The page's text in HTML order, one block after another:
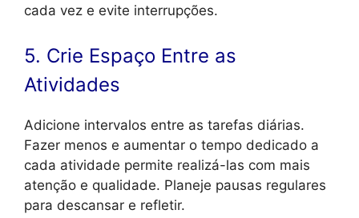
cada vez e evite interrupções.
5. Crie Espaço Entre as
Atividades
Adicione intervalos entre as tarefas diárias.
Fazer menos e aumentar o tempo dedicado a
cada atividade permite realizá-las com mais
atenção e qualidade. Planeje pausas regulares
para descansar e refletir.